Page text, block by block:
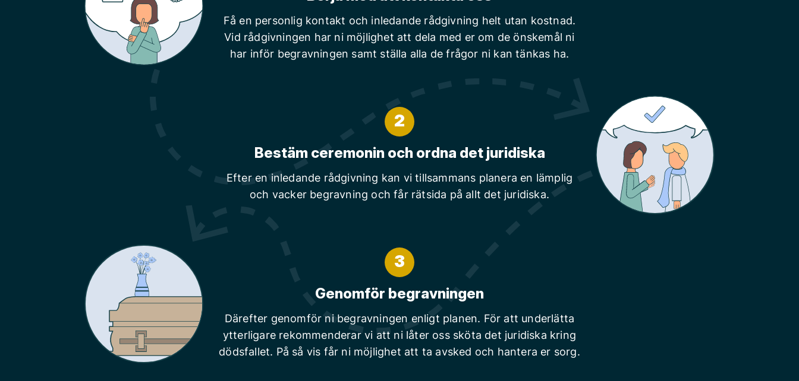
Få en personlig kontakt och inledande rådgivning helt utan kostnad.
Vid rådgivningen har ni möjlighet att dela med er om de önskemål ni
har inför begravningen samt ställa alla de frågor ni kan tänkas ha.
2
Bestäm ceremonin och ordna det juridiska
Efter en inledande rådgivning kan vi tillsammans planera en lämplig
och vacker begravning och får rätsida på allt det juridiska.
3
Genomför begravningen
Därefter genomför ni begravningen enligt planen. För att underlätta
ytterligare rekommenderar vi att ni låter oss sköta det juridiska kring
dödsfallet. På så vis får ni möjlighet att ta avsked och hantera er sorg.